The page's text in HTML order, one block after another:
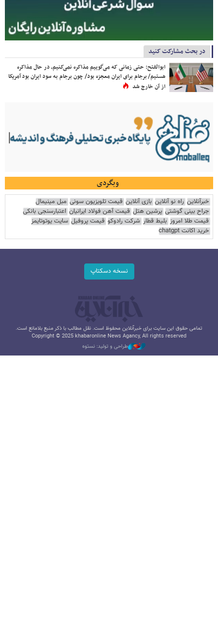
در بحث مشارکت کنید
ابوالفتح: حتی زمانی که می‌گوییم مذاکره نمی‌کنیم، در حال مذاکره
هستیم/ برجام برای ایران معجزه بود/ چون برجام به سود ایران بود آمریکا
از آن خارج شد
وبگردی
خبرآنلاین راه نو آنلاین بازی آنلاین قیمت تلویزیون سونی مبل مینیمال
جراح بینی گوشتی پرشین هتل قیمت آهن فولاد ایرانیان اعتبارسنجی بانکی
قیمت طلا امروز بلیط قطار شرکت رادوکو قیمت پروفیل سایت یوتوتایمز
خرید اکانت chatgpt
نسخه دسکتاپ
تمامی حقوق این سایت برای خبرآنلاین محفوظ است. نقل مطالب با ذکر منبع بلامانع است.
Copyright © 2025 khabaronline News Agancy, All rights reserved
طراحی و تولید: نستوه